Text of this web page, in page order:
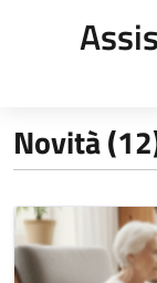
Novità